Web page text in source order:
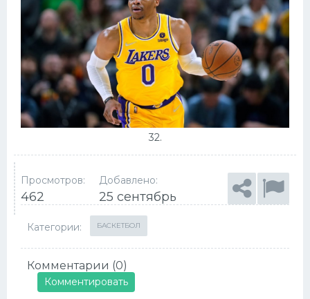
32.
Просмотров:
462
Добавлено:
25 сентябрь
Категории: БАСКЕТБОЛ
Комментарии (0)
Комментировать